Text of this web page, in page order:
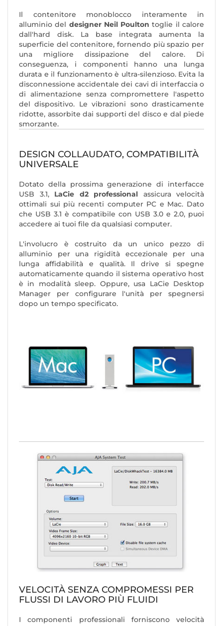
Il contenitore monoblocco interamente in
alluminio del designer Neil Poulton toglie il calore
dall'hard disk. La base integrata aumenta la
superficie del contenitore, fornendo più spazio per
una migliore dissipazione del calore. Di
conseguenza, i componenti hanno una lunga
durata e il funzionamento è ultra-silenzioso. Evita la
disconnessione accidentale dei cavi di interfaccia o
di alimentazione senza compromettere l'aspetto
del dispositivo. Le vibrazioni sono drasticamente
ridotte, assorbite dai supporti del disco e dal piede
smorzante.
DESIGN COLLAUDATO, COMPATIBILITÀ
UNIVERSALE
Dotato della prossima generazione di interfacce
USB 3.1, LaCie d2 professional assicura velocità
ottimali sui più recenti computer PC e Mac. Dato
che USB 3.1 è compatibile con USB 3.0 e 2.0, puoi
accedere ai tuoi file da qualsiasi computer.
L'involucro è costruito da un unico pezzo di
alluminio per una rigidità eccezionale per una
lunga affidabilità e qualità. Il drive si spegne
automaticamente quando il sistema operativo host
è in modalità sleep. Oppure, usa LaCie Desktop
Manager per configurare l'unità per spegnersi
dopo un tempo specificato.
VELOCITÀ SENZA COMPROMESSI PER
FLUSSI DI LAVORO PIÙ FLUIDI
I componenti professionali forniscono velocità